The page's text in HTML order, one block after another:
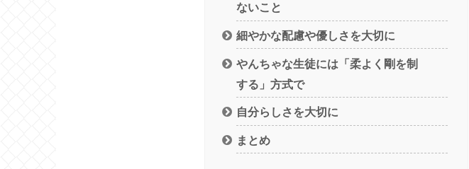
ないこと
細やかな配慮や優しさを大切に
やんちゃな生徒には「柔よく剛を制
する」方式で
自分らしさを大切に
まとめ